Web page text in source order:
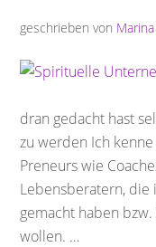
geschrieben von Marina
dran gedacht hast
zu werden Ich
Preneurs wie
Lebensberatern, die
gemacht haben
wollen. …